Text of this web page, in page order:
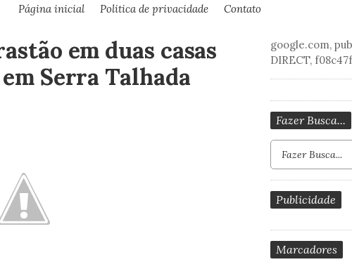
Página inicial Politica de privacidade Contato
em duas casas
Serra Talhada
google.com,
DIRECT,
Fazer Busca...
Publicidade
Marcadores